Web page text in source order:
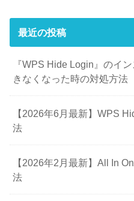
最近の投稿
『WPS Hide Login』のイ
きなくなった時の対処方法
【2026年6月最新】WPS
法
【2026年2月最新】All In
法